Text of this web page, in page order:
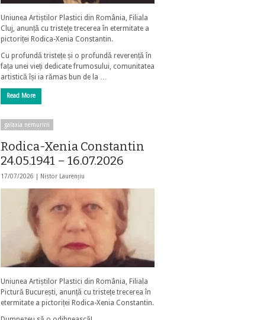
Uniunea Artiștilor Plastici din România, Filiala
Cluj, anunță cu tristețe trecerea în etermitate a
pictoriței Rodica-Xenia Constantin.
Cu profundă tristețe și o profundă reverență în
fața unei vieți dedicate frumosului, comunitatea
artistică își ia rămas bun de la …
Read More
galaxia nemuririi
Rodica-Xenia Constantin
24.05.1941 – 16.07.2026
17/07/2026 | Nistor Laurențiu
Uniunea Artiștilor Plastici din România, Filiala
Pictură București, anunță cu tristețe trecerea în
etermitate a pictoriței Rodica-Xenia Constantin.